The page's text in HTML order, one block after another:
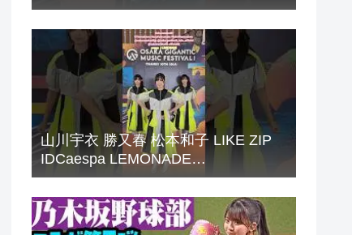
日向坂46 #hinatazaka46 #
山川宇衣 勝又春 松本和子 LIKE ZIP
IDCaespa LEMONADE
Sakurazaka46